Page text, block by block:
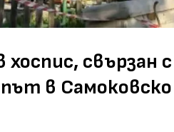
хоспис, свързан
в Самоковско